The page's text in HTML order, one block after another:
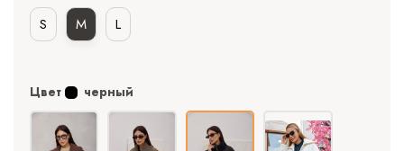
S
M L
Цвет черный